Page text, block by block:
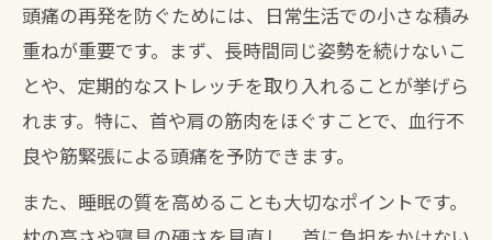
頭痛の再発を防ぐためには、日常生活での小さな積み
重ねが重要です。まず、長時間同じ姿勢を続けないこ
とや、定期的なストレッチを取り入れることが挙げら
れます。特に、首や肩の筋肉をほぐすことで、血行不
良や筋緊張による頭痛を予防できます。
また、睡眠の質を高めることも大切なポイントです。